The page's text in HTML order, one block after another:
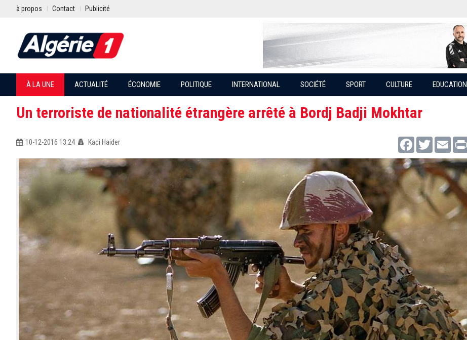
à propos Contact Publicité
À LA UNE ACTUALITÉ ÉCONOMIE POLITIQUE INTERNATIONAL SOCIÉTÉ SPORT CULTURE EDUCATION
Un terroriste de nationalité étrangère arrêté à Bordj Badji Mokhtar
10-12-2016 13:24 Kaci Haider FacebookTwitter Email